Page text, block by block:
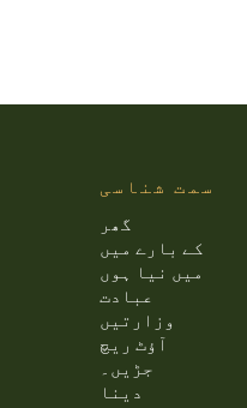
سمت شناسی
گھر
کے بارے میں
میں نیا ہوں
عبادت
وزارتیں
آؤٹ ریچ
جڑیں۔
دینا